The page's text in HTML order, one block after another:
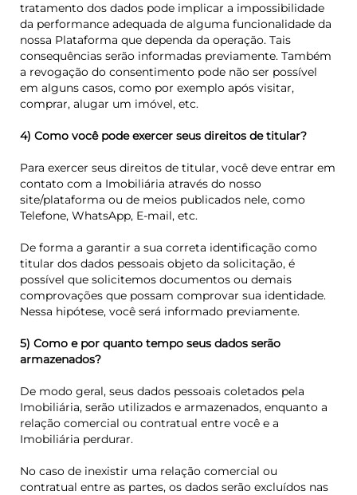
tratamento dos dados pode implicar a impossibilidade
da performance adequada de alguma funcionalidade da
nossa Plataforma que dependa da operação. Tais
consequências serão informadas previamente. Também
a revogação do consentimento pode não ser possível
em alguns casos, como por exemplo após visitar,
comprar, alugar um imóvel, etc.
4) Como você pode exercer seus direitos de titular?
Para exercer seus direitos de titular, você deve entrar em
contato com a Imobiliária através do nosso
site/plataforma ou de meios publicados nele, como
Telefone, WhatsApp, E-mail, etc.
De forma a garantir a sua correta identificação como
titular dos dados pessoais objeto da solicitação, é
possível que solicitemos documentos ou demais
comprovações que possam comprovar sua identidade.
Nessa hipótese, você será informado previamente.
5) Como e por quanto tempo seus dados serão
armazenados?
De modo geral, seus dados pessoais coletados pela
Imobiliária, serão utilizados e armazenados, enquanto a
relação comercial ou contratual entre você e a
Imobiliária perdurar.
No caso de inexistir uma relação comercial ou
contratual entre as partes, os dados serão excluídos nas